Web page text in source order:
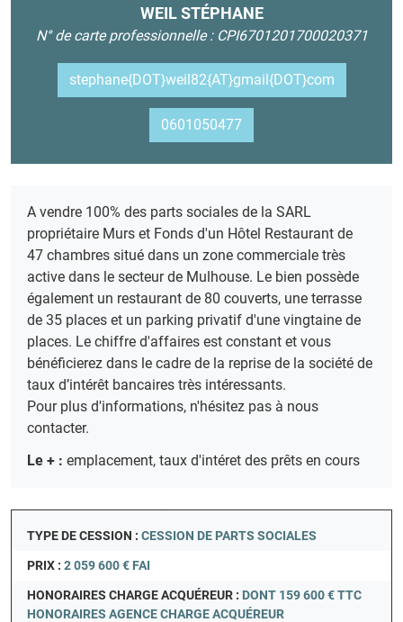
WEIL STÉPHANE
N° de carte professionnelle : CPI6701201700020371
stephane{DOT}weil82{AT}gmail{DOT}com
0601050477
A vendre 100% des parts sociales de la SARL
propriétaire Murs et Fonds d'un Hôtel Restaurant de
47 chambres situé dans un zone commerciale très
active dans le secteur de Mulhouse. Le bien possède
également un restaurant de 80 couverts, une terrasse
de 35 places et un parking privatif d'une vingtaine de
places. Le chiffre d'affaires est constant et vous
bénéficierez dans le cadre de la reprise de la société de
taux d’intérêt bancaires très intéressants.
Pour plus d'informations, n'hésitez pas à nous
contacter.
Le + : emplacement, taux d'intéret des prêts en cours
TYPE DE CESSION : CESSION DE PARTS SOCIALES
PRIX : 2 059 600 € FAI
HONORAIRES CHARGE ACQUÉREUR : DONT 159 600 € TTC
HONORAIRES AGENCE CHARGE ACQUÉREUR